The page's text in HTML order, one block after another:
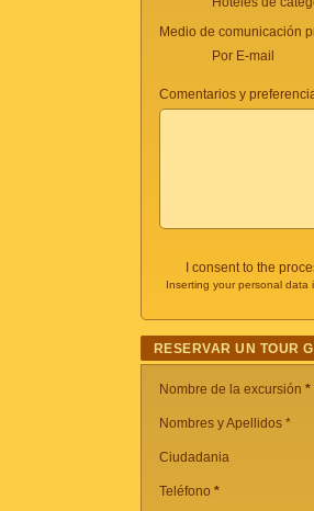
Medio de comunicación
Por E-mail
Comentarios y
I consent to the
Inserting your personal
RESERVAR UN TOUR
Nombre de la excursión *
Nombres y Apellidos *
Ciudadania
Teléfono *